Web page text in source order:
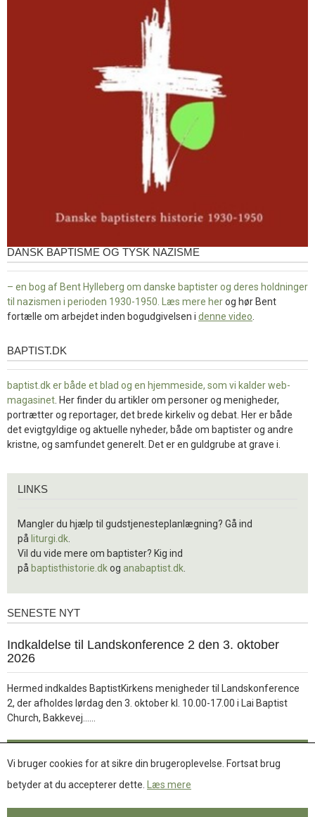
DANSK BAPTISME OG TYSK NAZISME
– en bog af Bent Hylleberg om danske baptister og deres holdninger
til nazismen i perioden 1930-1950. Læs mere herog hør Bent
fortælle om arbejdet inden bogudgivelsen i denne video
baptist.dk
BAPTIST.DK
baptist.dk er både et blad og en hjemmeside, som vi kalder web-
magasinet . Her finder du artikler om personer og menigheder,
portrætter og reportager, det brede kirkeliv og debat. Her er både
det evigtgyldige og aktuelle nyheder, både om baptister og andre
kristne, og samfundet generelt. Det er en guldgrube at grave i.
LINKS
Mangler du hjælp til gudstjenesteplanlægning? Gå ind
på liturgi.dk
Vil du vide mere om baptister? Kig ind
på baptisthistorie.dkog anabaptist.dk
Seneste
SENESTE NYT
1.
jul.
Indkaldelse til Landskonference 2 den 3. oktober
2026
Hermed indkaldes BaptistKirkens menigheder til Landskonference
2, der afholdes lørdag den 3. oktober kl. 10.00-17.00 i Lai Baptist
Church, Bakkevej……
Læs mere
Vi bruger cookies for at sikre din brugeroplevelse. Fortsat brug
betyder at du accepterer dette.
Læs mere